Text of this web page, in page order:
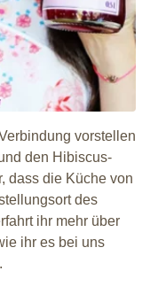
vorstellen
den Hibiscus-
dass die Küche von
des
ihr mehr über
ihr es bei uns